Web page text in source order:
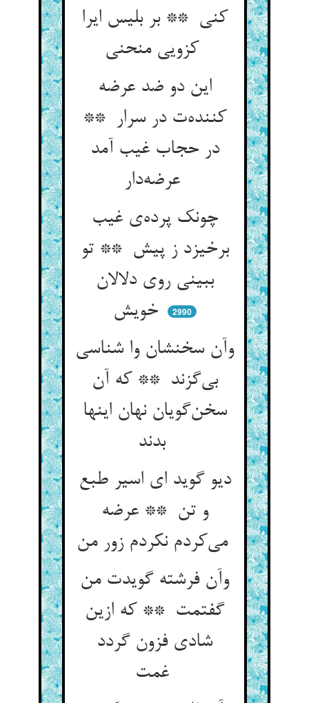
کنی ** بر بلیس ایرا
این دو ضد عرضه
کننده‌ت در سرار **
در حجاب غیب آمد
عرضه‌دار
چونک پرده‌ی غیب
برخیزد ز پیش ** تو
ببینی روی دلالان
خویش
2990
وآن سخنشان وا شناسی
بی‌گزند ** که آن
سخن‌گویان نهان اینها
بدند
دیو گوید ای اسیر طبع
و تن ** عرضه
می‌کردم نکردم زور من
وآن فرشته گویدت من
گفتمت ** که ازین
شادی فزون گردد
غمت